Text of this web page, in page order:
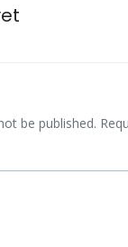
be published.